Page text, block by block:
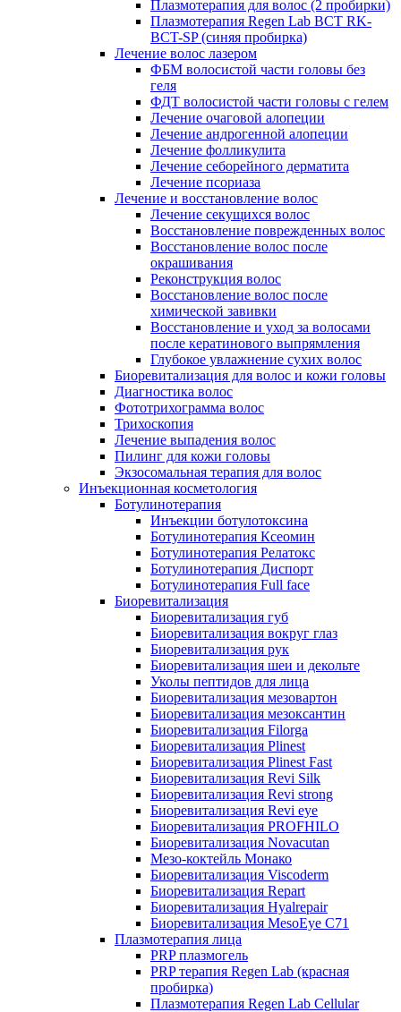
Плазмотерапия для волос (2 пробирки)
Плазмотерапия Regen Lab BCT RK-
BCT-SP (синяя пробирка)
Лечение волос лазером
ФБМ волосистой части головы без
геля
ФДТ волосистой части головы с гелем
Лечение очаговой алопеции
Лечение андрогенной алопеции
Лечение фолликулита
Лечение себорейного дерматита
Лечение псориаза
Лечение и восстановление волос
Лечение секущихся волос
Восстановление поврежденных волос
Восстановление волос после
окрашивания
Реконструкция волос
Восстановление волос после
химической завивки
Восстановление и уход за волосами
после кератинового выпрямления
Глубокое увлажнение сухих волос
Биоревитализация для волос и кожи головы
Диагностика волос
Фототрихограмма волос
Трихоскопия
Лечение выпадения волос
Пилинг для кожи головы
Экзосомальная терапия для волос
Инъекционная косметология
Ботулинотерапия
Инъекции ботулотоксина
Ботулинотерапия Ксеомин
Ботулинотерапия Релатокс
Ботулинотерапия Диспорт
Ботулинотерапия Full face
Биоревитализация
Биоревитализация губ
Биоревитализация вокруг глаз
Биоревитализация рук
Биоревитализация шеи и декольте
Уколы пептидов для лица
Биоревитализация мезовартон
Биоревитализация мезоксантин
Биоревитализация Filorga
Биоревитализация Plinest
Биоревитализация Plinest Fast
Биоревитализация Revi Silk
Биоревитализация Revi strong
Биоревитализация Revi eye
Биоревитализация PROFHILO
Биоревитализация Novacutan
Мезо-коктейль Монако
Биоревитализация Viscoderm
Биоревитализация Repart
Биоревитализация Hyalrepair
Биоревитализация MesoEye C71
Плазмотерапия лица
PRP плазмогель
PRP терапия Regen Lab (красная
пробирка)
Плазмотерапия Regen Lab Cellular